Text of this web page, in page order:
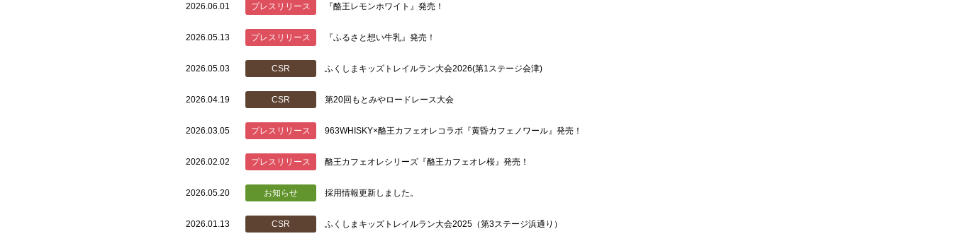
2026.06.01 プレスリリース 『酪王レモンホワイト』発売！
2026.05.13 プレスリリース 『ふるさと想い牛乳』発売！
2026.05.03 CSR ふくしまキッズトレイルラン大会2026(第1ステージ会津)
2026.04.19 CSR 第20回もとみやロードレース大会
2026.03.05 プレスリリース 963WHISKY×酪王カフェオレコラボ『黄昏カフェノワール』発売！
2026.02.02 プレスリリース 酪王カフェオレシリーズ『酪王カフェオレ桜』発売！
2026.05.20 お知らせ 採用情報更新しました。
2026.01.13 CSR ふくしまキッズトレイルラン大会2025（第3ステージ浜通り）